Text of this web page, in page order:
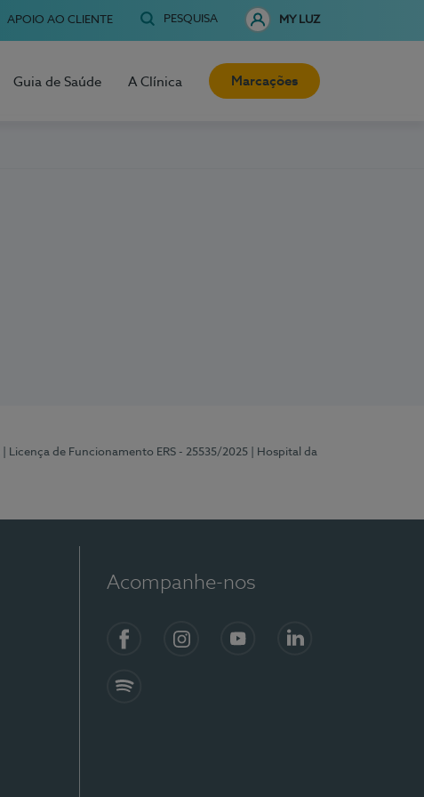
APOIO AO CLIENTE PESQUISA MY LUZ
Guia de Saúde A Clínica Marcações
| Licença de Funcionamento ERS - 25535/2025
| Hospital da
Acompanhe-nos